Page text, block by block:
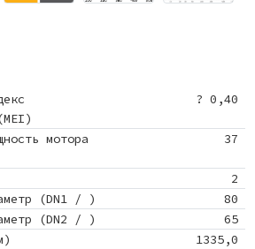
? 0,40
мотора
37
2
(DN1 / )
80
(DN2 / )
65
1335,0